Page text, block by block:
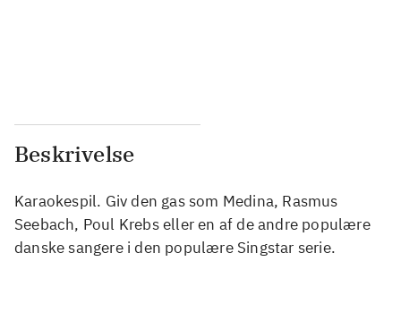
Beskrivelse
Karaokespil. Giv den gas som Medina, Rasmus
Seebach, Poul Krebs eller en af de andre populære
danske sangere i den populære Singstar serie.